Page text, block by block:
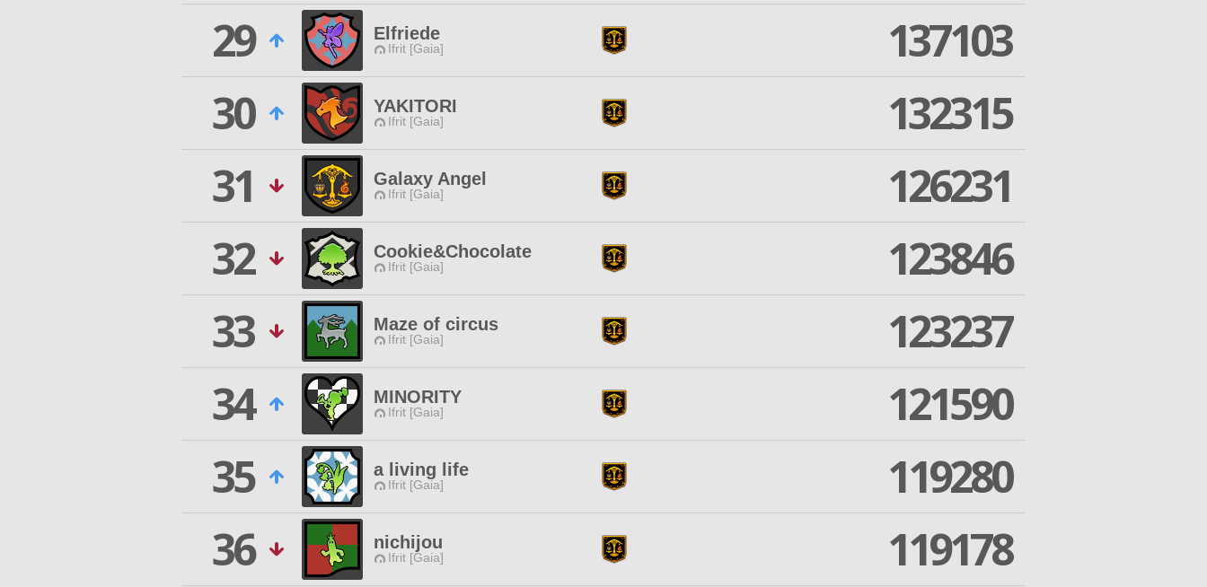
29
Elfriede
Ifrit [Gaia]
137103
30
YAKITORI
Ifrit [Gaia]
132315
31
Galaxy Angel
Ifrit [Gaia]
126231
32
Cookie&Chocolate
Ifrit [Gaia]
123846
33
Maze of circus
Ifrit [Gaia]
123237
34
MINORITY
Ifrit [Gaia]
121590
35
a living life
Ifrit [Gaia]
119280
36
nichijou
Ifrit [Gaia] 119178